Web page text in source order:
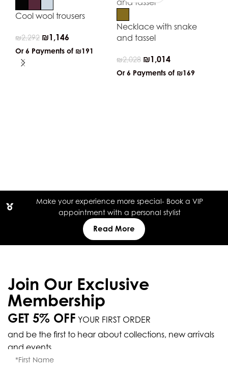
Cool wool trousers
₪2,292 ₪1,146
Or 6 Payments of ₪191
Necklace with snake
and tassel
₪2,028 ₪1,014
Or 6 Payments of ₪169
Make your experience more special- Book a VIP
appointment with a personal stylist
Read More
Join Our Exclusive
Membership
GET 5% OFF YOUR FIRST ORDER
and be the first to hear about collections, new arrivals
and events.